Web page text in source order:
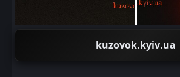
kuzovok.kyiv.ua